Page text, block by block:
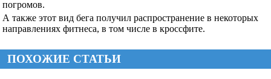
погромов.
А также этот вид бега получил распространение в некоторых
направлениях фитнеса, в том числе в кроссфите.
ПОХОЖИЕ СТАТЬИ